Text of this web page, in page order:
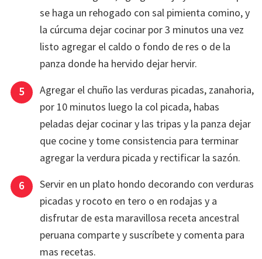
se haga un rehogado con sal pimienta comino, y
la cúrcuma dejar cocinar por 3 minutos una vez
listo agregar el caldo o fondo de res o de la
panza donde ha hervido dejar hervir.
Agregar el chuño las verduras picadas, zanahoria,
por 10 minutos luego la col picada, habas
peladas dejar cocinar y las tripas y la panza dejar
que cocine y tome consistencia para terminar
agregar la verdura picada y rectificar la sazón.
Servir en un plato hondo decorando con verduras
picadas y rocoto en tero o en rodajas y a
disfrutar de esta maravillosa receta ancestral
peruana comparte y suscríbete y comenta para
mas recetas.